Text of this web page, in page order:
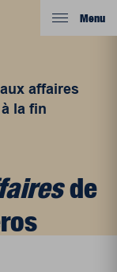
Menu
affaires
la fin
de